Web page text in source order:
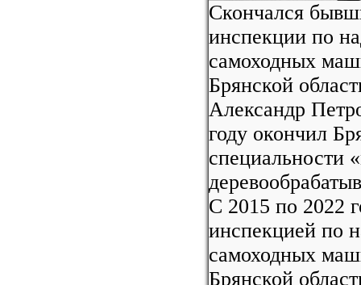
Cкончался
инспекции по
самоходных
Брянской
Александр
году окончил
специальности
С 2015 по 2022
инспекцией по
самоходных
Брянской